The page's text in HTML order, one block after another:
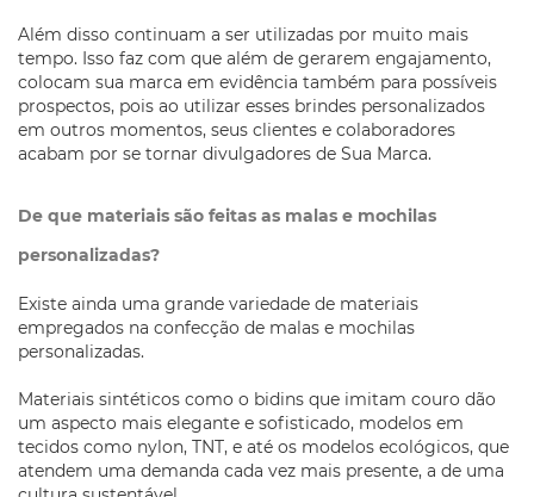
Além disso continuam a ser utilizadas por muito mais
tempo. Isso faz com que além de gerarem engajamento,
colocam sua marca em evidência também para possíveis
prospectos, pois ao utilizar esses brindes personalizados
em outros momentos, seus clientes e colaboradores
acabam por se tornar divulgadores de Sua Marca.
De que materiais são feitas as malas e mochilas
personalizadas?
Existe ainda uma grande variedade de materiais
empregados na confecção de malas e mochilas
personalizadas.
Materiais sintéticos como o bidins que imitam couro dão
um aspecto mais elegante e sofisticado, modelos em
tecidos como nylon, TNT, e até os modelos ecológicos, que
atendem uma demanda cada vez mais presente, a de uma